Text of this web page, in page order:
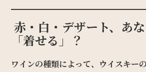
赤・白・デザート、あ
「着せる」？
ワインの種類によって、ウイスキー